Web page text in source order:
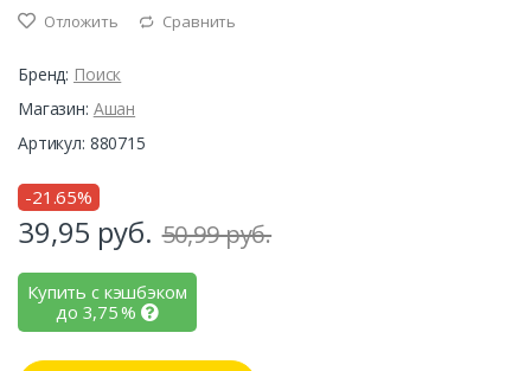
Отложить Сравнить
Бренд: Поиск
Магазин: Ашан
Артикул: 880715
-21.65%
39,95 руб. 50,99 руб.
Купить с кэшбэком
до 3,75%